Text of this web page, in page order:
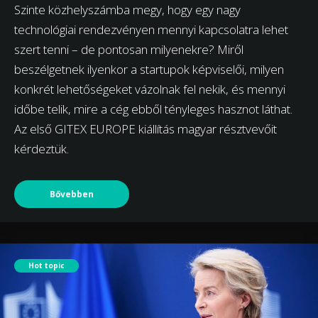
Szinte közhelyszámba megy, hogy egy nagy
technológiai rendezvényen mennyi kapcsolatra lehet
szert tenni – de pontosan milyenekre? Miről
beszélgetnek ilyenkor a startupok képviselői, milyen
konkrét lehetőségeket vázolnak fel nekik, és mennyi
időbe telik, mire a cég ebből tényleges hasznot láthat.
Az első GITEX EUROPE kiállítás magyar résztvevőit
kérdeztük.
Bővebben
Hot topic